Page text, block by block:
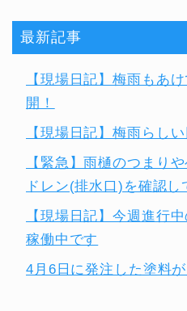
最新記事
【現場日記】梅雨もあ
開！
【現場日記】梅雨らし
【緊急】雨樋のつまり
ドレン(排水口)を確認し
【現場日記】今週進行
稼働中です
4月6日に発注した塗料